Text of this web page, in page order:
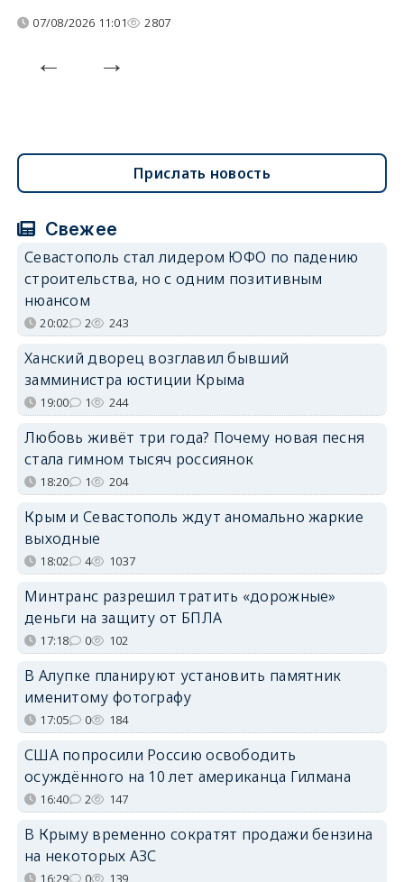
07/08/2026 11:01 2807
Прислать новость
Свежее
Севастополь стал лидером ЮФО по падению
строительства, но с одним позитивным
нюансом
20:02 2 243
Ханский дворец возглавил бывший
замминистра юстиции Крыма
19:00 1 244
Любовь живёт три года? Почему новая песня
стала гимном тысяч россиянок
18:20 1 204
Крым и Севастополь ждут аномально жаркие
выходные
18:02 4 1037
Минтранс разрешил тратить «дорожные»
деньги на защиту от БПЛА
17:18 0 102
В Алупке планируют установить памятник
именитому фотографу
17:05 0 184
США попросили Россию освободить
осуждённого на 10 лет американца Гилмана
16:40 2 147
В Крыму временно сократят продажи бензина
на некоторых АЗС
16:29 0 139